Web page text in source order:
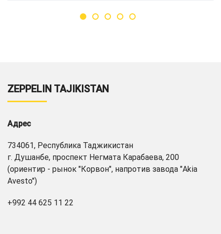
ZEPPELIN TAJIKISTAN
Адрес
734061, Республика Таджикистан
г. Душанбе, проспект Негмата Карабаева, 200
(ориентир - рынок "Корвон", напротив завода "Akia
Avesto")
+992 44 625 11 22